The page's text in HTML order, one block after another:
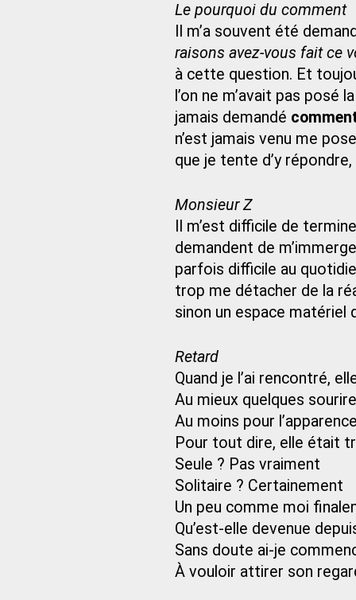
Le pourquoi du comment
Il m’a souvent été
raisons avez-vous fait ce
à cette question. Et
l’on ne m’avait pas posé
jamais demandé
n’est jamais venu me
que je tente d’y
Monsieur Z
Il m’est difficile de
demandent de
parfois difficile au
trop me détacher de la
sinon un espace
Retard
Quand je l’ai rencontré,
Au mieux quelques
Au moins pour
Pour tout dire, elle était
Seule ? Pas vraiment
Solitaire ? Certainement
Un peu comme moi
Qu’est-elle devenue
Sans doute ai-je
À vouloir attirer son